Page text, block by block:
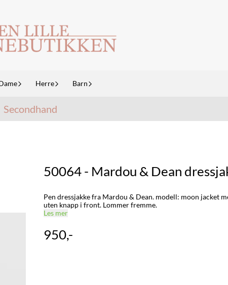
Herre Barn
Secondhand
50064 - Mardou & Dean
Pen dressjakke fra Mardou & Dean. modell: moon jacket
uten knapp i front. Lommer fremme.
Les mer
950,-